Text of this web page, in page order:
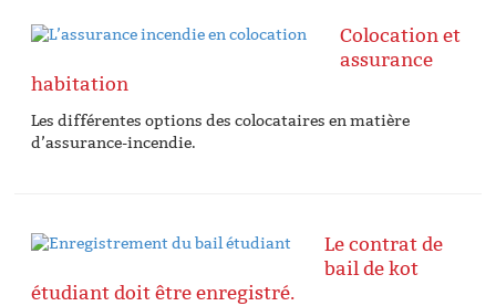
Colocation et
assurance
habitation
Les différentes options des colocataires en matière
d’assurance-incendie.
Le contrat de
bail de kot
étudiant doit être enregistré.